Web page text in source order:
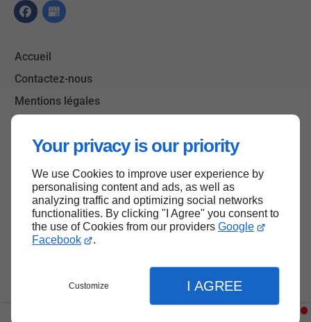
Your privacy is our priority
We use Cookies to improve user experience by
personalising content and ads, as well as
analyzing traffic and optimizing social networks
functionalities. By clicking "I Agree" you consent to
the use of Cookies from our providers Google
Facebook
.
Customize I AGREE
Accueil
Contactez-nous
Mentions légales
Haut de page